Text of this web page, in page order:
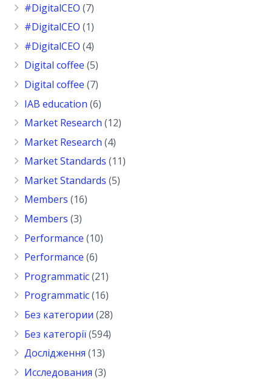
#DigitalCEO (7)
#DigitalCEO (1)
#DigitalCEO (4)
Digital coffee (5)
Digital coffee (7)
IAB education (6)
Market Research (12)
Market Research (4)
Market Standards (11)
Market Standards (5)
Members (16)
Members (3)
Performance (10)
Performance (6)
Programmatic(21)
Programmatic(16)
Без категории (28)
Без категорії(594)
Дослідження (13)
Исследования (3)